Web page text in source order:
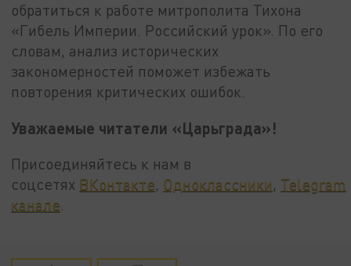
обратиться к работе митрополита Тихона
«Гибель Империи. Российский урок». По его
словам, анализ исторических
закономерностей поможет избежать
повторения критических ошибок.
Уважаемые читатели «Царьграда»!
Присоединяйтесь к нам в
соцсетях ВКонтакте, Одноклассники, Telegram
канале